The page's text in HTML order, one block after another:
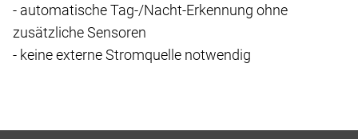
- automatische Tag-/Nacht-Erkennung ohne
zusätzliche Sensoren
- keine externe Stromquelle notwendig